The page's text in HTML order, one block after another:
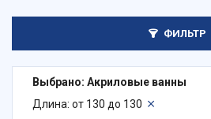
ФИЛЬТР
Выбрано: Акриловые ванны
Длина: от 130 до 130